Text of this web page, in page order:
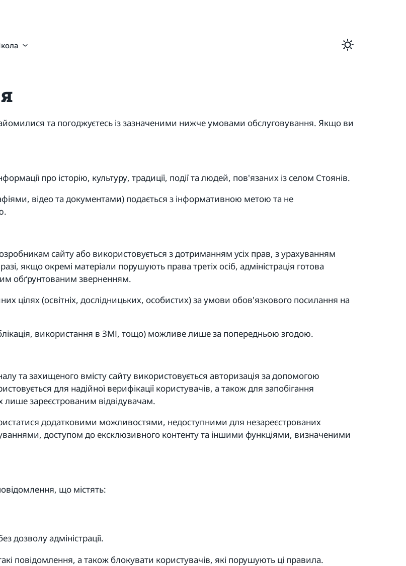
та погоджуєтесь із зазначеними нижче умовами обслуговування. Якщо ви
про історію, культуру, традиції, події та людей, пов'язаних із селом Стоянів.
відео та документами) подається з інформативною метою та не
сайту або використовується з дотриманням усіх прав, з урахуванням
якщо окремі матеріали порушують права третіх осіб, адміністрація готова
обґрунтованим зверненням.
цілях (освітніх, дослідницьких, особистих) за умови обов'язкового посилання на
використання в ЗМІ, тощо) можливе лише за попередньою згодою.
та захищеного вмісту сайту використовується авторизація за допомогою
для надійної верифікації користувачів, а також для запобігання
зареєстрованим відвідувачам.
додатковими можливостями, недоступними для незареєстрованих
доступом до ексклюзивного контенту та іншими функціями, визначеними
що містять:
дозволу адміністрації.
повідомлення, а також блокувати користувачів, які порушують ці правила.